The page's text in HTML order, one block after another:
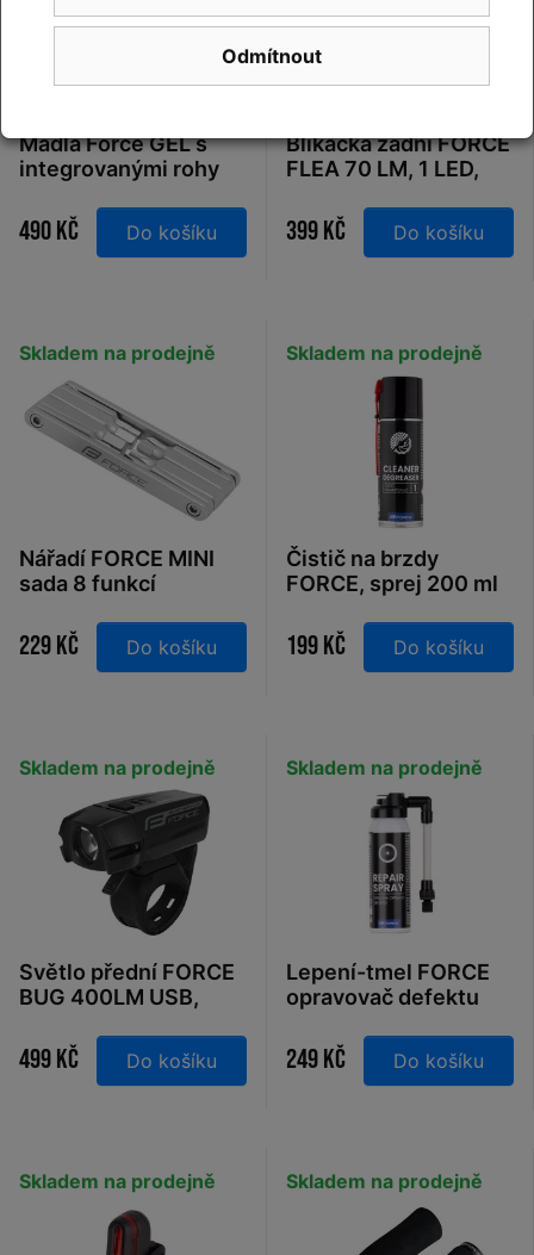
Madla Force GEL s
integrovanými rohy
490 Kč Do košíku
Blikačka zadní FORCE
FLEA 70 LM, 1 LED,
399 Kč Do košíku
Skladem na prodejně
Nářadí FORCE MINI
sada 8 funkcí
229 Kč Do košíku
Skladem na prodejně
Čistič na brzdy
FORCE, sprej 200 ml
199 Kč Do košíku
Skladem na prodejně
Světlo přední FORCE
BUG 400LM USB,
499 Kč Do košíku
Skladem na prodejně
Lepení-tmel FORCE
opravovač defektu
249 Kč Do košíku
Skladem na prodejně Skladem na prodejně
Odmítnout